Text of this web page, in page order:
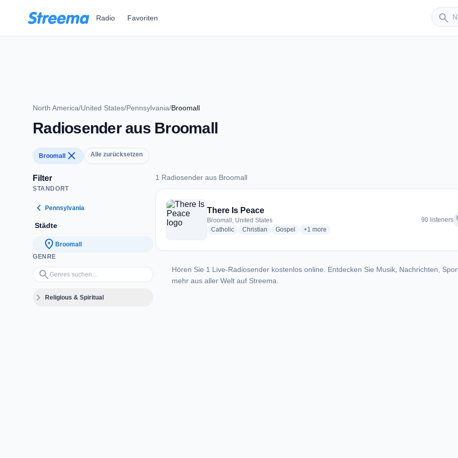
Radio Favoriten search
Sender
North America/United States/Pennsylvania/Broomall
Radiosender aus Broomall
Broomall close Alle zurücksetzen
Filter
STANDORT
chevron_left Pennsylvania
Städte
location_on Broomall
GENRE
search
Genres suchen…
expand_moreReligious & Spiritual
1 Radiosender aus Broomall
1 Radiosender aus Broomall
There Is Peace
Broomall, United States
Catholicradio stations
Christian radio stations
Gospel radio stations
+1 more genres for There Is Peace
more
90 listeners
Hören Sie 1 Live-Radiosender kostenlos online. Entdecken Sie Musik, Nachrichten,
mehr aus aller Welt auf Streema.